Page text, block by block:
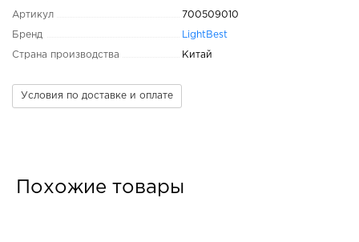
Артикул 700509010
Бренд LightBest
Страна производства Китай
Условия по доставке и оплате
Похожие товары